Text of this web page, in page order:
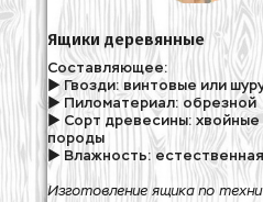
Ящики деревянные
Составляющее:
► Гвозди: винтовые или
► Пиломатериал: обрезной
► Сорт древесины: хвойные
породы
► Влажность:
Изготовление ящика по